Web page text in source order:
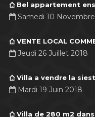
Bel appartement
Samedi 10
VENTE LOCAL
Jeudi 26 Juillet 2018
Villa a vendre la
Mardi 19 Juin 2018
Villa de 280 m2